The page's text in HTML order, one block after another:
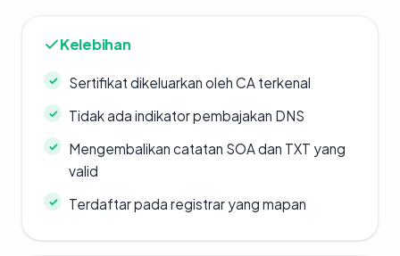
Kelebihan
Sertifikat dikeluarkan oleh CA terkenal
Tidak ada indikator pembajakan DNS
Mengembalikan catatan SOA dan TXT yang
valid
Terdaftar pada registrar yang mapan